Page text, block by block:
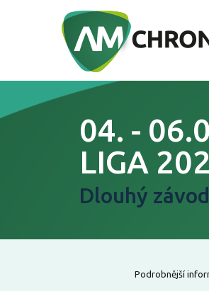
04. -
LIGA
Dlouhý
Podrobnější